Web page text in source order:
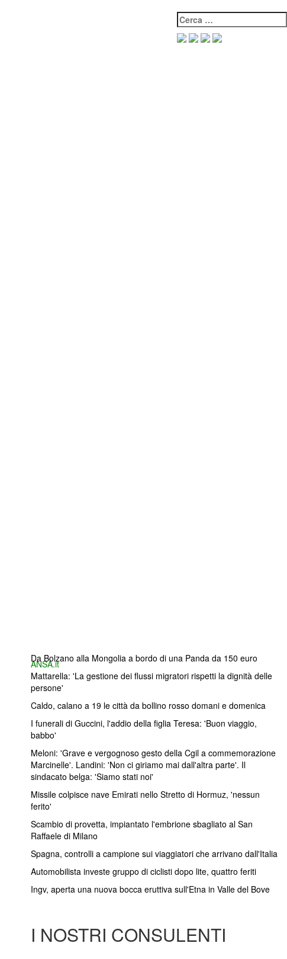
Cerca:
ANSA.it
Da Bolzano alla Mongolia a bordo di una Panda da 150 euro
Mattarella: 'La gestione dei flussi migratori rispetti la dignità delle
persone'
Caldo, calano a 19 le città da bollino rosso domani e domenica
I funerali di Guccini, l'addio della figlia Teresa: 'Buon viaggio,
babbo'
Meloni: 'Grave e vergognoso gesto della Cgil a commemorazione
Marcinelle'. Landini: 'Non ci giriamo mai dall'altra parte'. Il
sindacato belga: 'Siamo stati noi'
Missile colpisce nave Emirati nello Stretto di Hormuz, 'nessun
ferito'
Scambio di provetta, impiantato l'embrione sbagliato al San
Raffaele di Milano
Spagna, controlli a campione sui viaggiatori che arrivano dall'Italia
Automobilista investe gruppo di ciclisti dopo lite, quattro feriti
Ingv, aperta una nuova bocca eruttiva sull'Etna in Valle del Bove
I NOSTRI CONSULENTI